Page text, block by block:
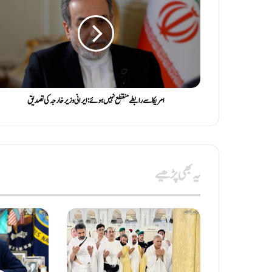
امریکا سے رابطےمنقطع نہیں ہوئے: ایرانی وزیر خارجہ کی تصدیق
یہ بھی پڑھیے